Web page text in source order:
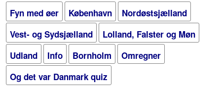
Fyn med øer København
Nordøstsjælland
Vest- og Sydsjælland
Lolland, Falster og Møn
Udland
Info Bornholm
Omregner
Og det var Danmark quiz